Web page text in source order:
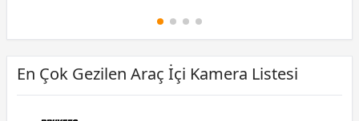
En Çok Gezilen Araç İçi Kamera Listesi